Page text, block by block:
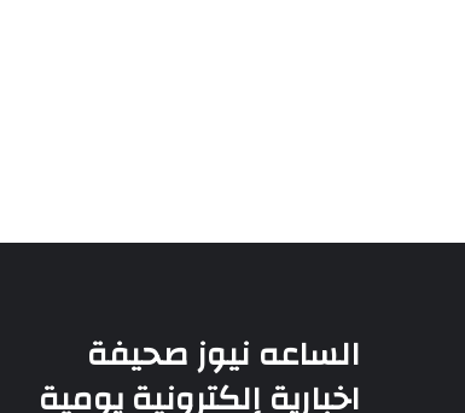
الساعه نيوز صحيفة
اخبارية إلكترونية يومية